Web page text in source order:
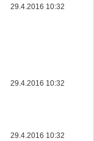
29.4.2016 10:32
29.4.2016 10:32
29.4.2016 10:32